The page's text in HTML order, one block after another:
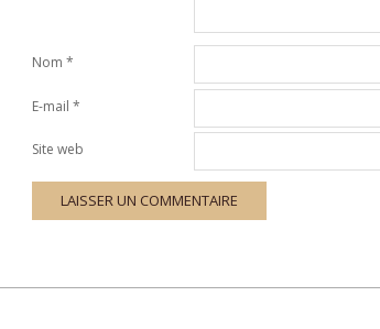
Nom *
E-mail *
Site web